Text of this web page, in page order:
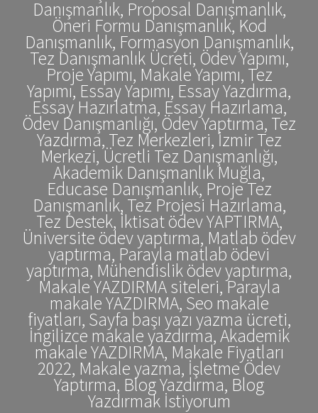
Danışmanlık, Proposal Danışmanlık,
Öneri Formu Danışmanlık, Kod
Danışmanlık, Formasyon Danışmanlık,
Tez Danışmanlık Ücreti, Ödev Yapımı,
Proje Yapımı, Makale Yapımı, Tez
Yapımı, Essay Yapımı, Essay Yazdırma,
Essay Hazırlatma, Essay Hazırlama,
Ödev Danışmanlığı, Ödev Yaptırma, Tez
Yazdırma, Tez Merkezleri, İzmir Tez
Merkezi, Ücretli Tez Danışmanlığı,
Akademik Danışmanlık Muğla,
Educase Danışmanlık, Proje Tez
Danışmanlık, Tez Projesi Hazırlama,
Tez Destek, İktisat ödev YAPTIRMA,
Üniversite ödev yaptırma, Matlab ödev
yaptırma, Parayla matlab ödevi
yaptırma, Mühendislik ödev yaptırma,
Makale YAZDIRMA siteleri, Parayla
makale YAZDIRMA, Seo makale
fiyatları, Sayfa başı yazı yazma ücreti,
İngilizce makale yazdırma, Akademik
makale YAZDIRMA, Makale Fiyatları
2022, Makale yazma, İşletme Ödev
Yaptırma, Blog Yazdırma, Blog
Yazdırmak İstiyorum